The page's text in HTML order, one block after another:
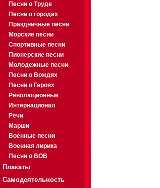
Песни о Труде
Песни о городах
Праздничные песни
Морские песни
Спортивные песни
Пионерские песни
Молодежные песни
Песни о Вождях
Песни о Героях
Революционные
Интернационал
Речи
Марши
Военные песни
Военная лирика
Песни о ВОВ
Плакаты
Самодеятельность